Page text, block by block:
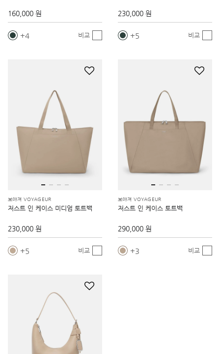
160,000 원
4 비교
230,000 원
5 비교
보야져 VOYAGEUR
저스트 인 케이스 미디엄 토트백
230,000 원
5 비교
보야져 VOYAGEUR
저스트 인 케이스 토트백
290,000 원
3 비교